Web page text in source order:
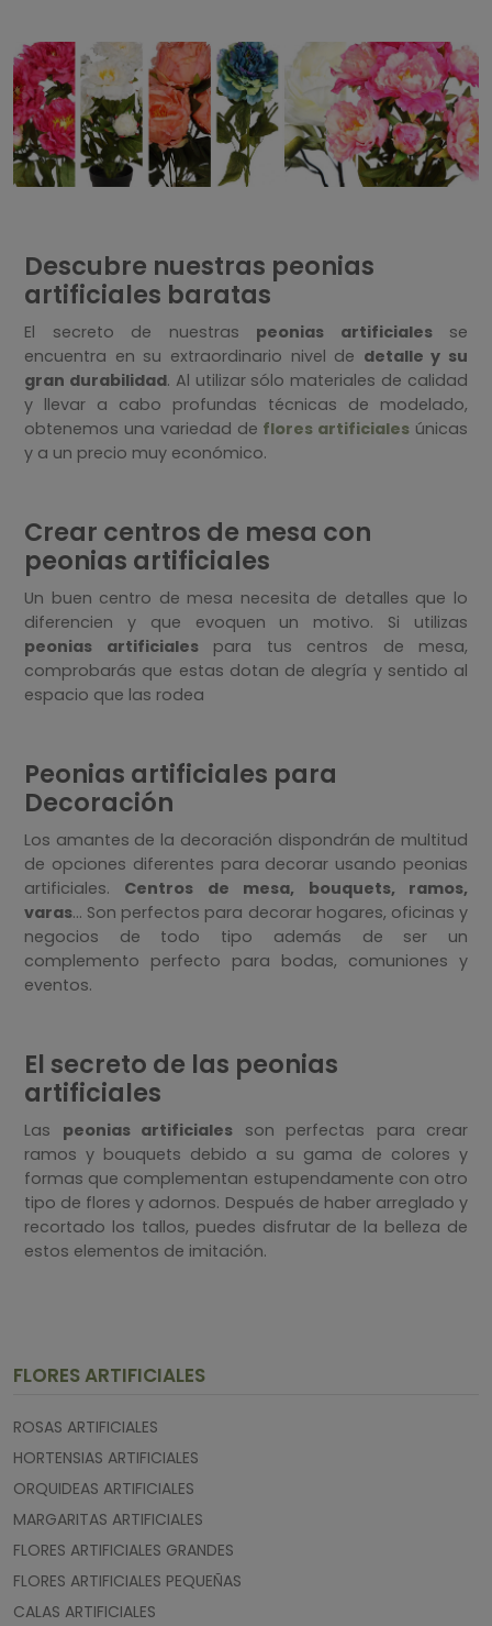
Descubre nuestras peonias
artificiales baratas
El secreto de nuestras peonias artificialesse
encuentra en su extraordinario nivel de detalle y su
gran durabilidad. Al utilizar sólo materiales de calidad
y llevar a cabo profundas técnicas de modelado,
obtenemos una variedad de flores artificiales únicas
y a un precio muy económico.
Crear centros de mesa con
peonias artificiales
Un buen centro de mesa necesita de detalles que lo
diferencien y que evoquen un motivo. Si utilizas
peonias artificialespara tus centros de mesa,
comprobarás que estas dotan de alegría y sentido al
espacio que las rodea
Peonias artificiales para
Decoración
Los amantes de la decoración dispondrán de multitud
de opciones diferentes para decorar usando peonias
artificiales. Centros de mesa, bouquets, ramos,
varas… Son perfectos para decorar hogares, oficinas y
negocios de todo tipo además de ser un
complemento perfecto para bodas, comuniones y
eventos.
El secreto de las peonias
artificiales
Las peonias artificiales son perfectas para crear
ramos y bouquets debido a su gama de colores y
formas que complementan estupendamente con otro
tipo de flores y adornos. Después de haber arreglado y
recortado los tallos, puedes disfrutar de la belleza de
estos elementos de imitación.
FLORES ARTIFICIALES
ROSAS ARTIFICIALES
HORTENSIAS ARTIFICIALES
ORQUIDEAS ARTIFICIALES
MARGARITAS ARTIFICIALES
FLORES ARTIFICIALES GRANDES
FLORES ARTIFICIALES PEQUEÑAS
CALAS ARTIFICIALES